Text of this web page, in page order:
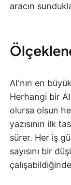
aracın
AI'nın en
Herhangi bir AI
olursa olsun
yazısının ilk
sürer. Her iş
sayısını bir